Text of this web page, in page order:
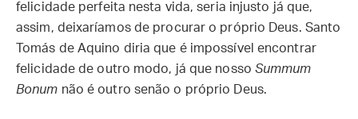
felicidade perfeita nesta vida, seria injusto já que,
assim, deixaríamos de procurar o próprio Deus. Santo
Tomás de Aquino diria que é impossível encontrar
felicidade de outro modo, já que nosso Summum
Bonum não é outro senão o próprio Deus.